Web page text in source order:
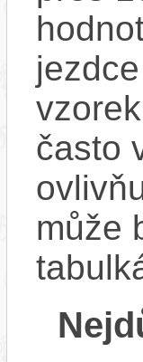
často
může